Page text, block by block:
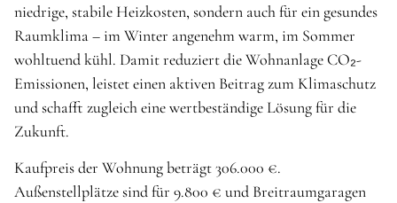
niedrige, stabile Heizkosten, sondern auch für ein gesundes
Raumklima – im Winter angenehm warm, im Sommer
wohltuend kühl. Damit reduziert die Wohnanlage CO₂-
Emissionen, leistet einen aktiven Beitrag zum Klimaschutz
und schafft zugleich eine wertbeständige Lösung für die
Zukunft.
Kaufpreis der Wohnung beträgt 306.000 €.
Außenstellplätze sind für 9.800 € und Breitraumgaragen